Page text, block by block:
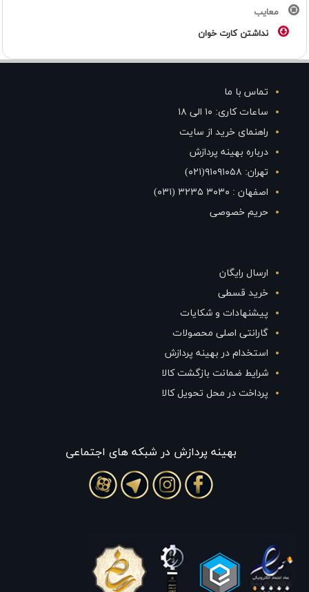
معایب
نداشتن کارت خوان
تماس با ما
ساعات کاری: ۱۰ الی ۱۸
راهنمای خرید از سایت
درباره بهینه پردازش
تهران: ۹۱۰۹۱۰۵۸(۰۲۱)
اصفهان : ۳۰۳۰ ۳۲۳۵ (۰۳۱)
حریم خصوصی
ارسال رایگان
خرید قسطی
پیشنهادات و شکایات
گارانتی اصلی محصولات
استخدام در بهینه پردازش
شرایط ضمانت بازگشت کالا
پرداخت در محل تحویل کالا
بهينه پردازش در شبکه های اجتماعی